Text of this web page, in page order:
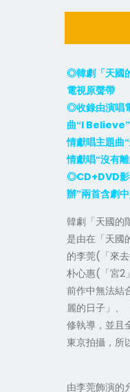
◎韓劇「天國
電視原聲帶
◎收錄由演唱
曲“I Believe
情獻唱主題曲
情獻唱“沒有
◎CD+DVD
辦”兩首含劇
韓劇「天國的
是由在「天國
的李莞(「來
朴心惠(「宮2
前作中無法結
麗的日子」、
修執導，並且
東京拍攝，所
由李莞飾演的